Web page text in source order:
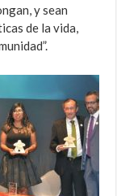
y sean
de la vida,